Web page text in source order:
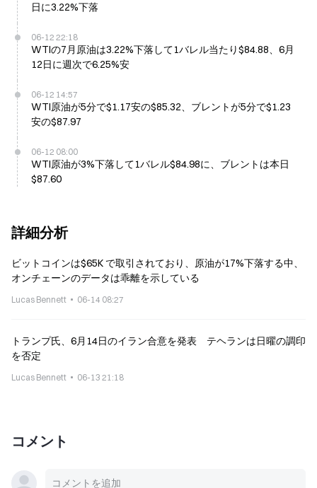
日に3.22%下落
06-12 22:18
WTIの7月原油は3.22%下落して1バレル当たり$84.88、6月
12日に週次で6.25%安
06-12 14:57
WTI原油が5分で$1.17安の$85.32、ブレントが5分で$1.23
安の$87.97
06-12 08:00
WTI原油が3%下落して1バレル$84.98に、ブレントは本日
$87.60
詳細分析
ビットコインは$65K で取引されており、原油が17%下落する中、
オンチェーンのデータは乖離を示している
Lucas Bennett 06-14 08:27
トランプ氏、6月14日のイラン合意を発表 テヘランは日曜の調印
を否定
Lucas Bennett 06-13 21:18
コメント